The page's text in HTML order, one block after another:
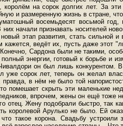
королём на сорок долгих лет. За
и размеренную жизнь в стране,
восемьдесят восьмой год,
начали признавать носителей
этап развития, стать сильной
кажется, ведёт их, пусть даже этот
Сардона были не такими,
энергии, готовый к борьбе и
он был лишь конкурентом.
уже сорок лет, теперь он желал
в нём не было той
помешает скрыть эти маленькие
впрочем, жены он ещё тоже
отец. Жену подобрали быстро, так
королевой Арулько не было. Ей
такое корона. Свадьбу